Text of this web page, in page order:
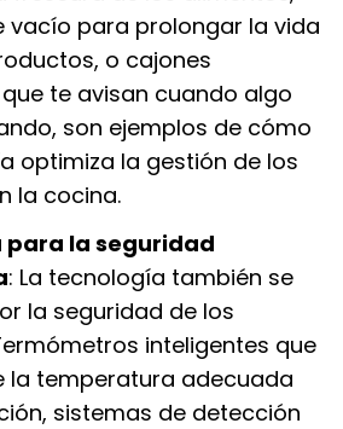
vacío para prolongar la vida
o cajones
te avisan cuando algo
son ejemplos de cómo
optimiza la gestión de los
la cocina.
para la seguridad
: La tecnología también se
la seguridad de los
inteligentes que
la temperatura adecuada
sistemas de detección